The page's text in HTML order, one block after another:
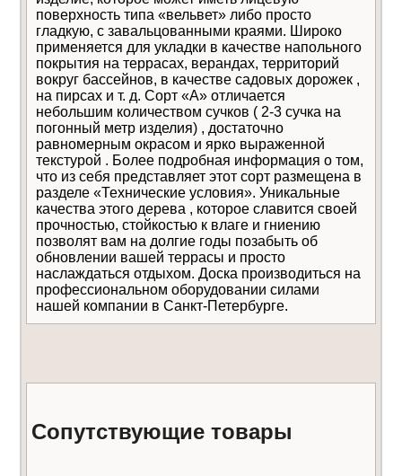
поверхность типа «вельвет» либо просто
гладкую, с завальцованными краями. Широко
применяется для укладки в качестве напольного
покрытия на террасах, верандах, территорий
вокруг бассейнов, в качестве садовых дорожек ,
на пирсах и т. д. Сорт «А» отличается
небольшим количеством cучков ( 2-3 сучка на
погонный метр изделия) , достаточно
равномерным окрасом и ярко выраженной
текстурой . Более подробная информация о том,
что из себя представляет этот сорт размещена в
разделе «Технические условия». Уникальные
качества этого дерева , которое славится своей
прочностью, стойкостью к влаге и гниению
позволят вам на долгие годы позабыть об
обновлении вашей террасы и просто
наслаждаться отдыхом. Доска производиться на
профессиональном оборудовании силами
нашей компании в Санкт-Петербурге.
Отправить Даюсогласие на обработку
персональных данных Уведомлять меня о
новых комментариях по электронной почте
Сопутствующие товары